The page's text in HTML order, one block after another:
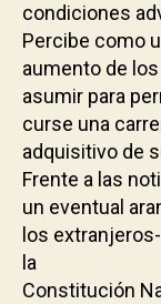
condiciones
Percibe como
aumento de
asumir para
curse una
adquisitivo de
Frente a las
un eventual
los
la
Constitución